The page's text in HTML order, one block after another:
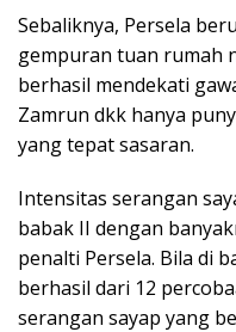
Sebaliknya, Persela
gempuran tuan rumah
berhasil mendekati
Zamrun dkk hanya
yang tepat sasaran.
Intensitas serangan
babak II dengan
penalti Persela. Bila di
berhasil dari 12
serangan sayap yang